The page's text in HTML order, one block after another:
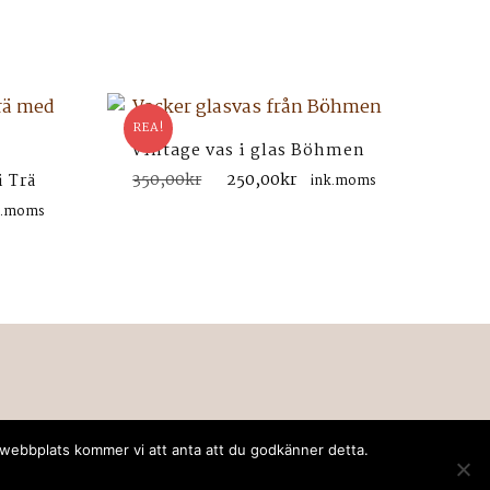
REA!
Vintage vas i glas Böhmen
350,00kr
Det
250,00kr Det
ink.moms
kommer vi att anta att du godkänner detta.